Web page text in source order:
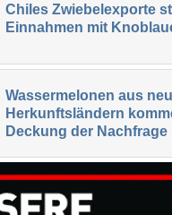
Chiles Zwiebelexporte
Einnahmen mit
Wassermelonen aus
Herkunftsländern
Deckung der Nachfrage